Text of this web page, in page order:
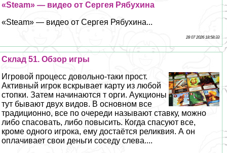
«Steam» — видео от Сергея Рябухина
«Steam» — видео от Сергея Рябухина...
28 07 2026 18:58:33
Склад 51. Обзор игры
Игровой процесс довольно-таки прост.
Активный игрок вскрывает карту из любой
стопки. Затем начинаются т opги. Аукционы
тут бывают двух видов. В основном все
традиционно, все по очереди называют ставку, можно
либо спасовать, либо повысить. Когда спасуют все,
кроме одного игрока, ему достаётся реликвия. А он
оплачивает свои деньги соседу слева....